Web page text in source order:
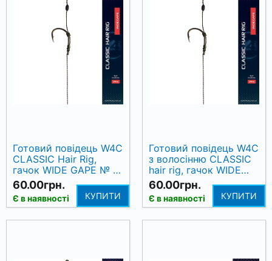
Готовий повідець W4C
CLASSIC Hair Rig,
гачок WIDE GAPE № 4,
17 см
60.00грн.
Є в наявності КУПИТИ
Готовий повідець W4C
з волосінню CLASSIC
hair rig, гачок WIDE
GAPE № 8
60.00грн.
Є в наявності КУПИТИ